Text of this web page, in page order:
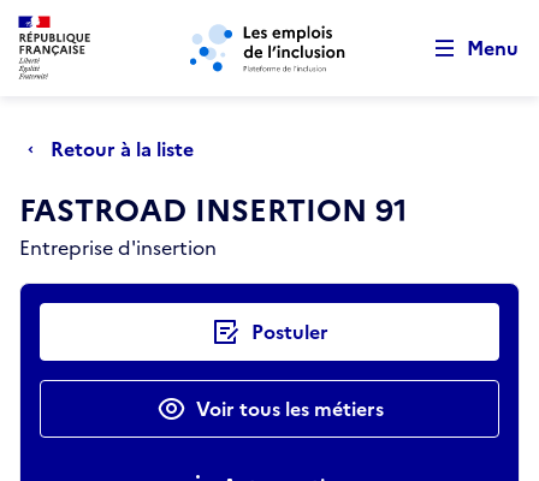
Aller au menu principal Aller au contenu principal
Menu
Retour à la liste
FASTROAD INSERTION 91
Entreprise d'insertion
Actions rapides Postuler
Voir tous les métiers
Retour au début de la page
Panneau de gestion des cookies